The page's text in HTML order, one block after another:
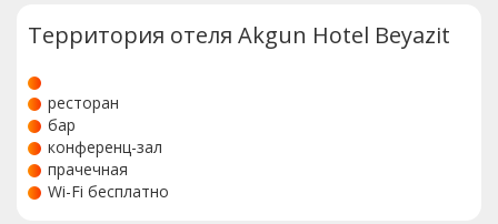
Территория отеля Akgun Hotel Beyazit
ресторан
бар
конференц-зал
прачечная
Wi-Fi бесплатно